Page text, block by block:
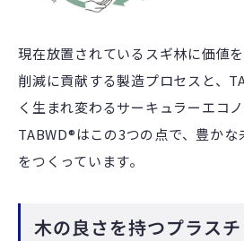
現在放置されているスギ林に価値
削減に貢献する製造プロセスと、
く生まれ変わるサーキュラーエコノ
TABWD®はこの3つの点で、豊か
をつくっています。
木の良さを持つプラス